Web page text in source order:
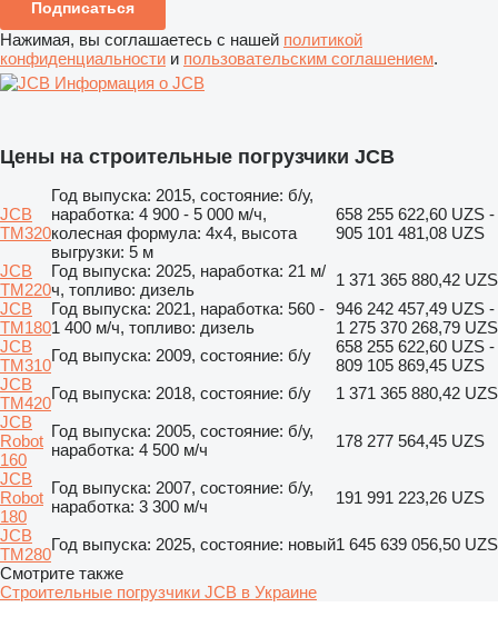
Подписаться
Нажимая, вы соглашаетесь с нашей политикой
конфиденциальности и пользовательским соглашением.
Информация о JCB
Цены на строительные погрузчики JCB
JCB
TM320
Год выпуска: 2015, состояние: б/у,
наработка: 4 900 - 5 000 м/ч,
колесная формула: 4x4, высота
выгрузки: 5 м
658 255 622,60 UZS -
905 101 481,08 UZS
JCB
TM220
Год выпуска: 2025, наработка: 21 м/
ч, топливо: дизель
1 371 365 880,42 UZS
JCB
TM180
Год выпуска: 2021, наработка: 560 -
1 400 м/ч, топливо: дизель
946 242 457,49 UZS -
1 275 370 268,79 UZS
JCB
TM310
Год выпуска: 2009, состояние: б/у
658 255 622,60 UZS -
809 105 869,45 UZS
JCB
TM420
Год выпуска: 2018, состояние: б/у
1 371 365 880,42 UZS
JCB
Robot
160
Год выпуска: 2005, состояние: б/у,
наработка: 4 500 м/ч
178 277 564,45 UZS
JCB
Robot
180
Год выпуска: 2007, состояние: б/у,
наработка: 3 300 м/ч
191 991 223,26 UZS
JCB
TM280
Год выпуска: 2025, состояние: новый1 645 639 056,50 UZS
Смотрите также
Строительные погрузчики JCB в Украине